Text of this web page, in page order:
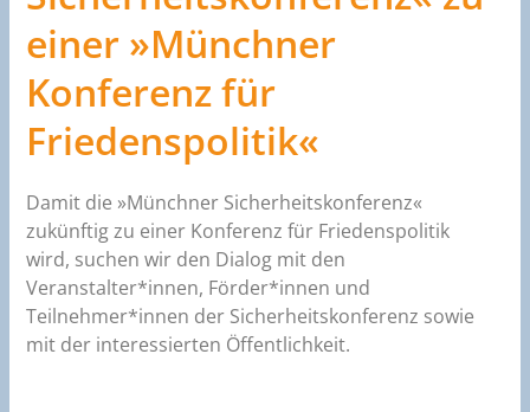
einer »Münchner
Konferenz für
Friedenspolitik«
Damit die »Münchner Sicherheitskonferenz«
zukünftig zu einer Konferenz für Friedenspolitik
wird, suchen wir den Dialog mit den
Veranstalter*innen, Förder*innen und
Teilnehmer*innen der Sicherheitskonferenz sowie
mit der interessierten Öffentlichkeit.